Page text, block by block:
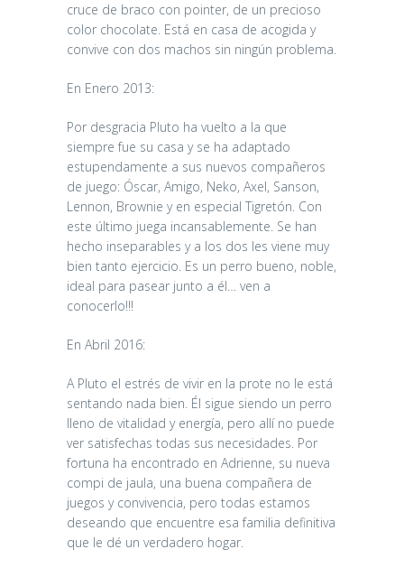
cruce de braco con pointer, de un precioso
color chocolate. Está en casa de acogida y
convive con dos machos sin ningún problema.
En Enero 2013:
Por desgracia Pluto ha vuelto a la que
siempre fue su casa y se ha adaptado
estupendamente a sus nuevos compañeros
de juego: Óscar, Amigo, Neko, Axel, Sanson,
Lennon, Brownie y en especial Tigretón. Con
este último juega incansablemente. Se han
hecho inseparables y a los dos les viene muy
bien tanto ejercicio. Es un perro bueno, noble,
ideal para pasear junto a él… ven a
conocerlo!!!
En Abril 2016:
A Pluto el estrés de vivir en la prote no le está
sentando nada bien. Él sigue siendo un perro
lleno de vitalidad y energía, pero allí no puede
ver satisfechas todas sus necesidades. Por
fortuna ha encontrado en Adrienne, su nueva
compi de jaula, una buena compañera de
juegos y convivencia, pero todas estamos
deseando que encuentre esa familia definitiva
que le dé un verdadero hogar.